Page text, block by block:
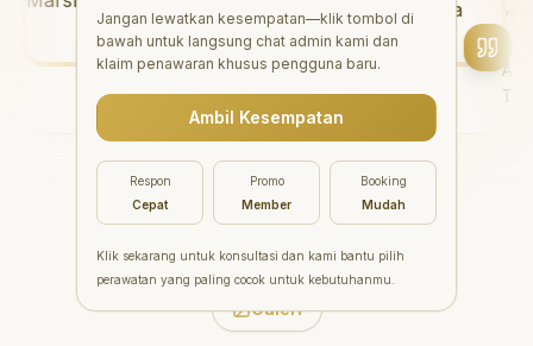
daerah yang strategis,
sehingga nyaman untuk
direkomendasikan untuk
dan berkualitas!"
"Perawatan untuk kesehatan
gigi dan mulut di Aesthetic
Pondok Indah luar biasa!
Dokter gigi tidak hanya
memberikan perawatan yang
tidak menyakitkan tetapi juga
meluangkan waktu untuk
mengedukasi saya mengenai
teknik perawatan dan
pembersihan gigi yang tepat.
Sangat direkomendasikan!"
Saya
saya
Galeri
Jangan lewatkan kesempatan—klik tombol di
bawah untuk langsung chat admin kami dan
klaim penawaran khusus pengguna baru.
Ambil Kesempatan
Respon
Cepat
Promo
Member
Booking
Mudah
Klik sekarang untuk konsultasi dan kami bantu pilih
perawatan yang paling cocok untuk kebutuhanmu.